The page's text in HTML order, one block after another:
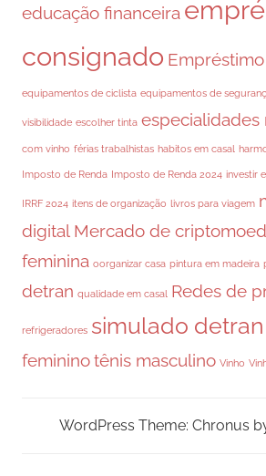
educação financeira
consignado
equipamentos de ciclista equipamentos de
visibilidade escolher tinta especialidades
com vinho férias trabalhistas habitos em casal
Imposto de Renda Imposto de Renda 2024 investir
IRRF 2024 itens de organização livros para viagem
digital Mercado de
feminina oorganizar casa pintura em madeira
detran qualidade em casal Redes de
refrigeradores simulado detran
femininotênis masculino Vinho
WordPress Theme: Chronus